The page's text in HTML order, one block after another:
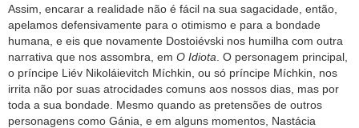
Assim, encarar a realidade não é fácil na sua sagacidade, então,
apelamos defensivamente para o otimismo e para a bondade
humana, e eis que novamente Dostoiévski nos humilha com outra
narrativa que nos assombra, em O Idiota . O personagem principal,
o príncipe Liév Nikoláievitch Míchkin, ou só príncipe Míchkin, nos
irrita não por suas atrocidades comuns aos nossos dias, mas por
toda a sua bondade. Mesmo quando as pretensões de outros
personagens como Gánia, e em alguns momentos, Nastácia